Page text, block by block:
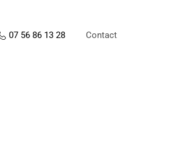
07 56 86 13 28 Contact